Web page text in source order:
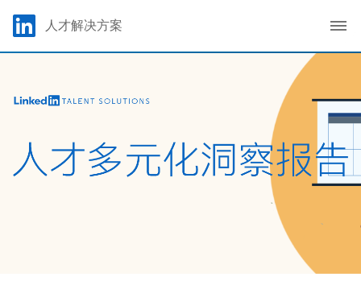
Skip to main content
LinkedIn Logo
人才解决方案